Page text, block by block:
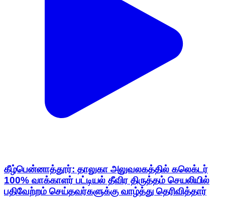
கீழ்பென்னாத்தூர்: தாலுகா அலுவலகத்தில் கலெக்டர்
100% வாக்காளர் பட்டியல் தீவிர திருத்தம் செயலியில்
பதிவேற்றம் செய்தவர்களுக்கு வாழ்த்து தெரிவித்தார்